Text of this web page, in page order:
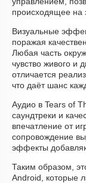
происходящее на
Визуальные
поражая
Любая часть
чувство живого и
отличается
что даёт шанс
Аудио в Tears of
саундтреки и
впечатление от
сопровождение
эффекты
Таким образом,
Android, которые